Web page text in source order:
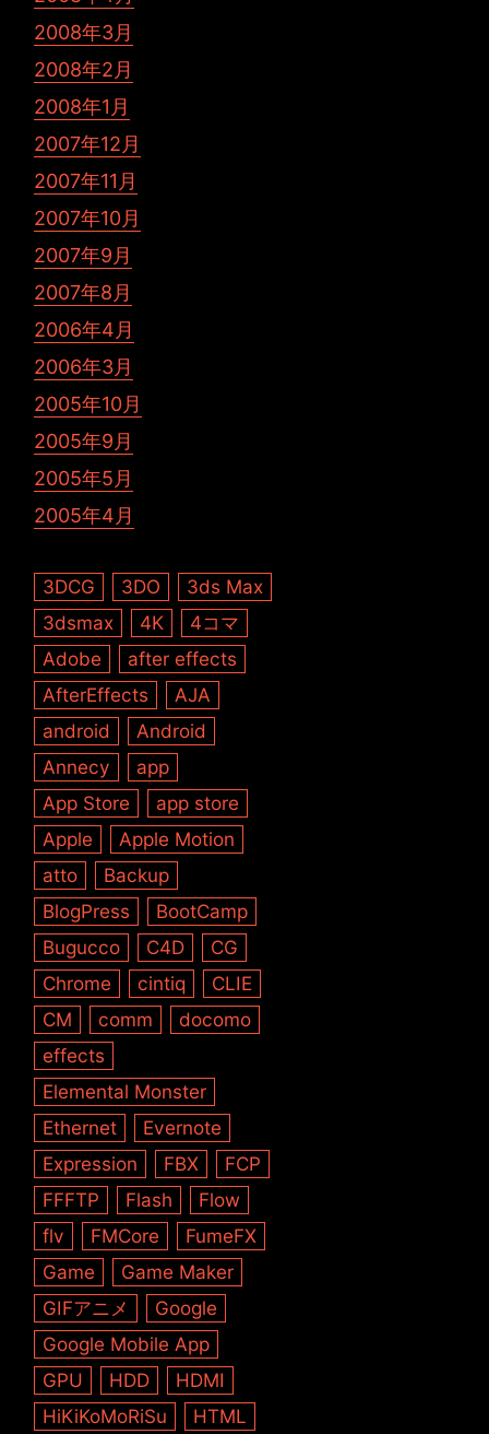
2008年3月
2008年2月
2008年1月
2007年12月
2007年11月
2007年10月
2007年9月
2007年8月
2006年4月
2006年3月
2005年10月
2005年9月
2005年5月
2005年4月
3DCG 3DO
3ds Max
3dsmax
4K
4コマ
Adobe
after effects
AfterEffects
AJA
android
Android
Annecy
app
App Store
app store
Apple
Apple Motion
atto
Backup
BlogPress
BootCamp
Bugucco
C4D
CG
Chrome
cintiq
CLIE
CM
comm
docomo
effects
Elemental Monster
Ethernet
Evernote
Expression
FBX
FCP
FFFTP
Flash
Flow
flv
FMCore
FumeFX
Game
Game Maker
GIFアニメ
Google
Google Mobile App
GPU
HDD
HDMI
HiKiKoMoRiSu
HTML